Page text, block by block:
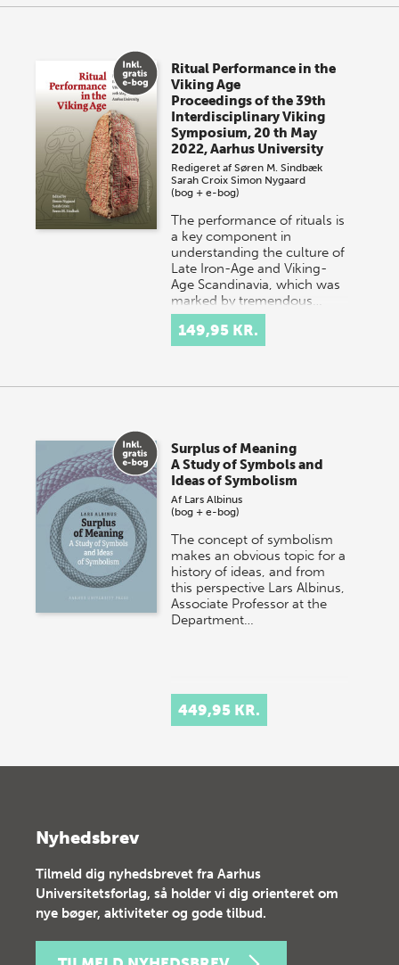
Ritual Performance in the
Viking Age
Proceedings of the 39th
Interdisciplinary Viking
Symposium, 20 th May
2022, Aarhus University
Redigeret afSøren M. Sindbæk
Sarah Croix Simon Nygaard
(bog + e-bog)
The performance of rituals is
a key component in
understanding the culture of
Late Iron-Age and Viking-
Age Scandinavia, which was
marked by tremendous…
149,95 KR.
Surplus of Meaning
A Study of Symbols and
Ideas of Symbolism
Af Lars Albinus
(bog + e-bog)
The concept of symbolism
makes an obvious topic for a
history of ideas, and from
this perspective Lars Albinus,
Associate Professor at the
Department…
449,95 KR.
Nyhedsbrev
Tilmeld dig nyhedsbrevet fra Aarhus
Universitetsforlag, så holder vi dig orienteret om
nye bøger, aktiviteter og gode tilbud.